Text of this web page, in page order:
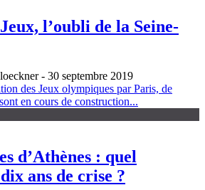
l’oubli de la Seine-
- 30 septembre 2019
des Jeux olympiques par Paris, de
en cours de construction...
d’Athènes : quel
ans de crise ?